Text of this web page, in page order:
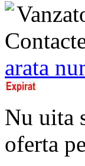
arata
Nu uita
oferta